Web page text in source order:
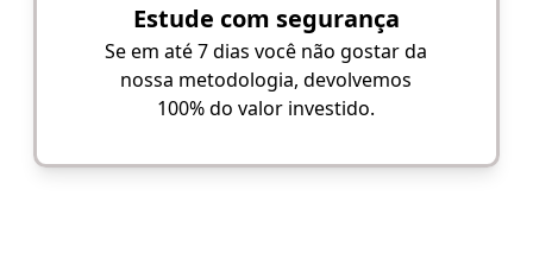
Estude com segurança
Se em até 7 dias você não gostar da
nossa metodologia, devolvemos
100% do valor investido.